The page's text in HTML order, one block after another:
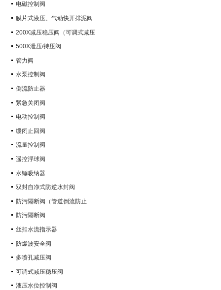
电磁控制阀
膜片式液压、气动快开排泥阀
200X减压稳压阀（可调式减压
阀）
500X泄压/持压阀
管力阀
水泵控制阀
倒流防止器
紧急关闭阀
电动控制阀
缓闭止回阀
流量控制阀
遥控浮球阀
水锤吸纳器
双封自净式防逆水封阀
防污隔断阀（管道倒流防止
防污隔断阀
丝扣水流指示器
防爆波安全阀
多喷孔减压阀
可调式减压稳压阀
液压水位控制阀